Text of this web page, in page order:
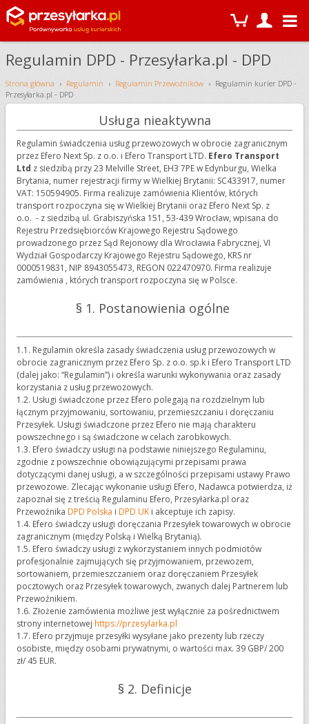
Regulamin DPD - Przesyłarka.pl - DPD
Strona główna Regulamin Regulamin Przewoźników
Regulamin kurier DPD -
Przesyłarka.pl - DPD
Usługa nieaktywna
Regulamin świadczenia usług przewozowych w obrocie zagranicznym
przez Efero Next Sp. z o.o. i Efero Transport LTD. Efero Transport
Ltd z siedzibą przy 23 Melville Street, EH3 7PE w Edynburgu, Wielka
Brytania, numer rejestracji firmy w Wielkiej Brytanii: SC433917, numer
VAT: 150594905. Firma realizuje zamówienia Klientów, których
transport rozpoczyna się w Wielkiej Brytanii oraz Efero Next Sp. z
o.o. - z siedzibą ul. Grabiszyńska 151, 53-439 Wrocław, wpisana do
Rejestru Przedsiębiorców Krajowego Rejestru Sądowego
prowadzonego przez Sąd Rejonowy dla Wrocławia Fabrycznej, VI
Wydział Gospodarczy Krajowego Rejestru Sądowego, KRS nr
0000519831, NIP 8943055473, REGON 022470970. Firma realizuje
zamówienia , których transport rozpoczyna się w Polsce.
§ 1. Postanowienia ogólne
1.1. Regulamin określa zasady świadczenia usług przewozowych w
obrocie zagranicznym przez Efero Sp. z o.o. sp.k i Efero Transport LTD
(dalej jako: “Regulamin”) i określa warunki wykonywania oraz zasady
korzystania z usług przewozowych.
1.2. Usługi świadczone przez Efero polegają na rozdzielnym lub
łącznym przyjmowaniu, sortowaniu, przemieszczaniu i doręczaniu
Przesyłek. Usługi świadczone przez Efero nie mają charakteru
powszechnego i są świadczone w celach zarobkowych.
1.3. Efero świadczy usługi na podstawie niniejszego Regulaminu,
zgodnie z powszechnie obowiązującymi przepisami prawa
dotyczącymi danej usługi, a w szczególności przepisami ustawy Prawo
przewozowe. Zlecając wykonanie usługi Efero, Nadawca potwierdza, iż
zapoznał się z treścią Regulaminu Efero, Przesyłarka.pl oraz
Przewoźnika DPD Polska i DPD UK i akceptuje ich zapisy.
1.4. Efero świadczy usługi doręczania Przesyłek towarowych w obrocie
zagranicznym (między Polską i Wielką Brytanią).
1.5. Efero świadczy usługi z wykorzystaniem innych podmiotów
profesjonalnie zajmujących się przyjmowaniem, przewozem,
sortowaniem, przemieszczaniem oraz doręczaniem Przesyłek
pocztowych oraz Przesyłek towarowych, zwanych dalej Partnerem lub
Przewoźnikiem.
1.6. Złożenie zamówienia możliwe jest wyłącznie za pośrednictwem
strony internetowej https://przesylarka.pl
1.7. Efero przyjmuje przesyłki wysyłane jako prezenty lub rzeczy
osobiste, między osobami prywatnymi, o wartości max. 39 GBP/ 200
zł/ 45 EUR.
§ 2. Definicje